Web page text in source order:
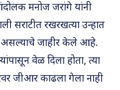
मनोज जरांगे यांनी
सराटीत रखरखत्या उन्हात
जाहीर केले आहे.
वेळ दिला होता, त्या
जीआर काढला गेला नाही